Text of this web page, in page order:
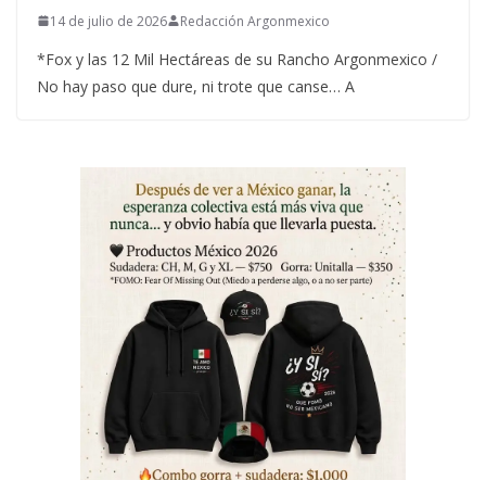
14 de julio de 2026 Redacción Argonmexico
*Fox y las 12 Mil Hectáreas de su Rancho Argonmexico /
No hay paso que dure, ni trote que canse… A